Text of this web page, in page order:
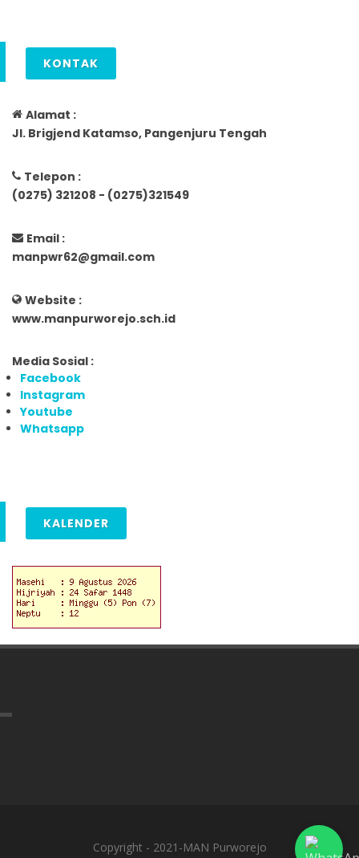
KONTAK
Alamat :
Jl. Brigjend Katamso, Pangenjuru Tengah
Telepon :
(0275) 321208 - (0275)321549
Email :
manpwr62@gmail.com
Website :
www.manpurworejo.sch.id
Media Sosial :
Facebook
Instagram
Youtube
Whatsapp
KALENDER
Copyright - 2021-MAN Purworejo